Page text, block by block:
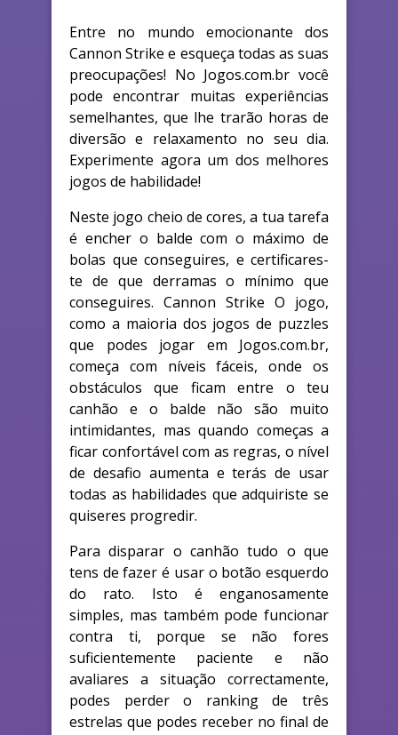
Entre no mundo emocionante dos
Cannon Strike e esqueça todas as suas
preocupações! No Jogos.com.br você
pode encontrar muitas experiências
semelhantes, que lhe trarão horas de
diversão e relaxamento no seu dia.
Experimente agora um dos melhores
jogos de habilidade!
Neste jogo cheio de cores, a tua tarefa
é encher o balde com o máximo de
bolas que conseguires, e certificares-
te de que derramas o mínimo que
conseguires. Cannon Strike O jogo,
como a maioria dos jogos de puzzles
que podes jogar em Jogos.com.br,
começa com níveis fáceis, onde os
obstáculos que ficam entre o teu
canhão e o balde não são muito
intimidantes, mas quando começas a
ficar confortável com as regras, o nível
de desafio aumenta e terás de usar
todas as habilidades que adquiriste se
quiseres progredir.
Para disparar o canhão tudo o que
tens de fazer é usar o botão esquerdo
do rato. Isto é enganosamente
simples, mas também pode funcionar
contra ti, porque se não fores
suficientemente paciente e não
avaliares a situação correctamente,
podes perder o ranking de três
estrelas que podes receber no final de